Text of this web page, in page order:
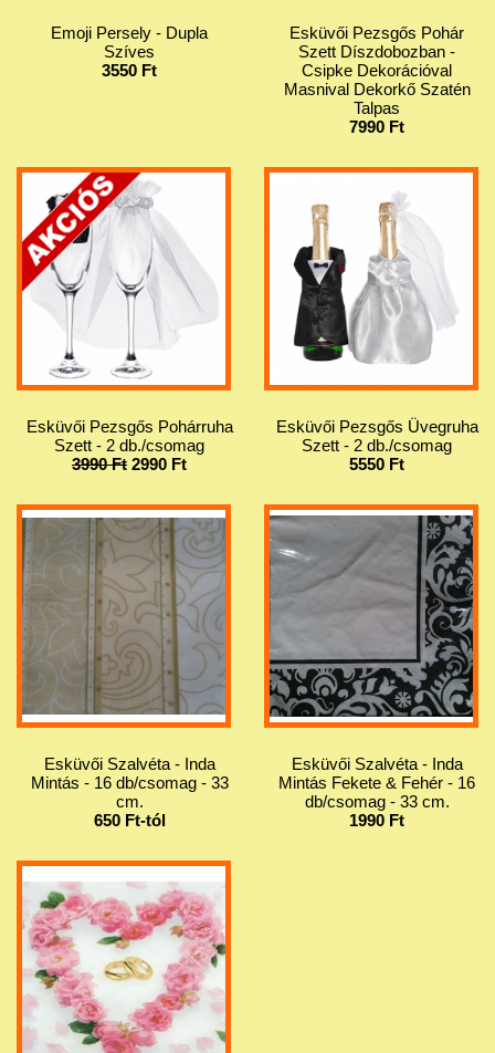
Emoji Persely - Dupla
Szíves
3550 Ft
Esküvői Pezsgős Pohár
Szett Díszdobozban -
Csipke Dekorációval
Masnival Dekorkő Szatén
Talpas
7990 Ft
Esküvői Pezsgős Pohárruha
Szett - 2 db./csomag
3990 Ft 2990 Ft
Esküvői Pezsgős Üvegruha
Szett - 2 db./csomag
5550 Ft
Esküvői Szalvéta - Inda
Mintás - 16 db/csomag - 33
cm.
650 Ft-tól
Esküvői Szalvéta - Inda
Mintás Fekete & Fehér - 16
db/csomag - 33 cm.
1990 Ft